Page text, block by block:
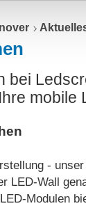
bei
mobile
-
LED-Wall
Modulen